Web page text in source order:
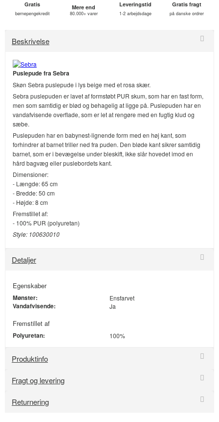
Gratis
børnepengekredit
Mere end
80.000+ varer
Leveringstid
1-2 arbejdsdage
Gratis fragt
på danske ordrer
Beskrivelse
Puslepude fra Sebra
Skøn Sebra puslepude i lys beige med et rosa skær.
Sebra puslepuden er lavet af formstøbt PUR skum, som har en fast form,
men som samtidig er blød og behagelig at ligge på. Puslepuden har en
vandafvisende overflade, som er let at rengøre med en fugtig klud og
sæbe.
Puslepuden har en babynest-lignende form med en høj kant, som
forhindrer at barnet triller ned fra puden. Den bløde kant sikrer samtidig
barnet, som er i bevægelse under bleskift, ikke slår hovedet imod en
hård bagvæg eller puslebordets kant.
Dimensioner:
- Længde: 65 cm
- Bredde: 50 cm
- Højde: 8 cm
Fremstillet af:
- 100% PUR (polyuretan)
Style: 100630010
Detaljer
Egenskaber
Mønster: Ensfarvet
Vandafvisende: Ja
Fremstillet af
Polyuretan: 100%
Produktinfo
Fragt og levering
Returnering